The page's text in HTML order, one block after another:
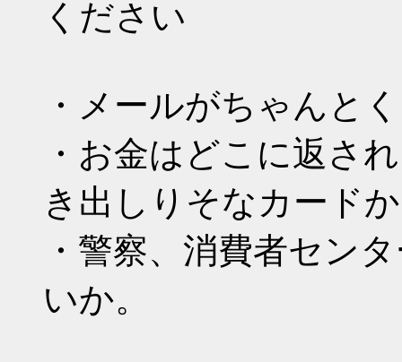
ください
・メールがちゃんと
・お金はどこに返さ
き出しりそなカード
・警察、消費者セン
いか。